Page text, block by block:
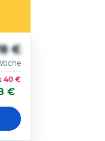
€
40 €
€